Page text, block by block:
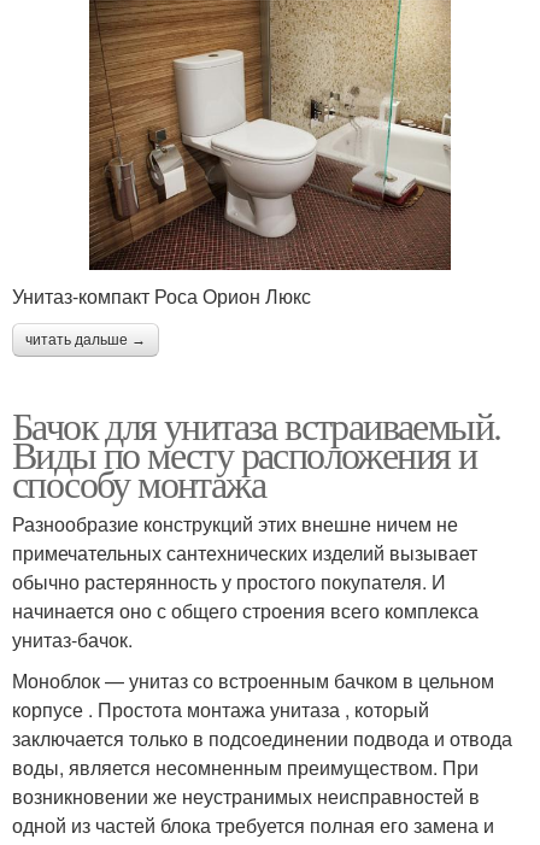
Унитаз-компакт Роса Орион Люкс
читать дальше →
Бачок для унитаза встраиваемый.
Виды по месту расположения и
способу монтажа
Разнообразие конструкций этих внешне ничем не
примечательных сантехнических изделий вызывает
обычно растерянность у простого покупателя. И
начинается оно с общего строения всего комплекса
унитаз‑бачок.
Моноблок — унитаз со встроенным бачком в цельном
корпусе . Простота монтажа унитаза , который
заключается только в подсоединении подвода и отвода
воды, является несомненным преимуществом. При
возникновении же неустранимых неисправностей в
одной из частей блока требуется полная его замена и